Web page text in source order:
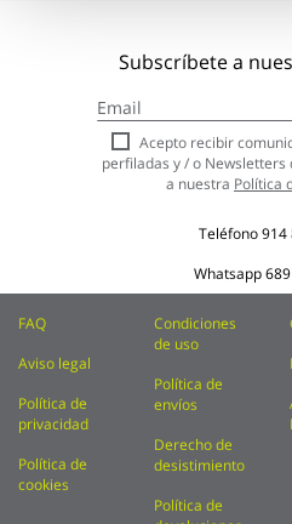
Subscríbete a
a
nuestro
boletín
de
Acepto recibir
perfiladas y / o Newsletters
a nuestra Política
Teléfono914
Whatsapp
FAQ
Aviso legal
Política de
privacidad
Política de
cookies
Condiciones
de uso
Política de
envíos
Derecho de
desistimiento
Política de